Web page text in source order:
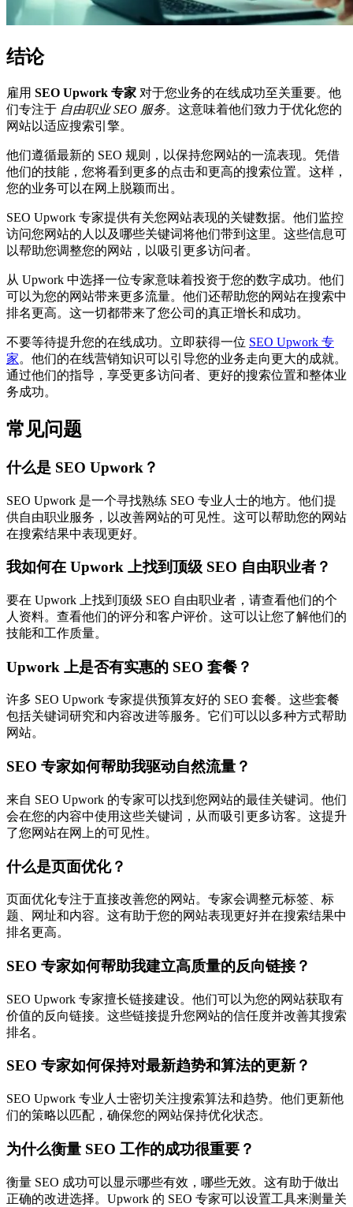
结论
雇用 SEO Upwork 专家 对于您业务的在线成功至关重要。他
们专注于 自由职业 SEO 服务。这意味着他们致力于优化您的
网站以适应搜索引擎。
他们遵循最新的 SEO 规则，以保持您网站的一流表现。凭借
他们的技能，您将看到更多的点击和更高的搜索位置。这样，
您的业务可以在网上脱颖而出。
SEO Upwork 专家提供有关您网站表现的关键数据。他们监控
访问您网站的人以及哪些关键词将他们带到这里。这些信息可
以帮助您调整您的网站，以吸引更多访问者。
从 Upwork 中选择一位专家意味着投资于您的数字成功。他们
可以为您的网站带来更多流量。他们还帮助您的网站在搜索中
排名更高。这一切都带来了您公司的真正增长和成功。
不要等待提升您的在线成功。立即获得一位 SEO Upwork 专
家。他们的在线营销知识可以引导您的业务走向更大的成就。
通过他们的指导，享受更多访问者、更好的搜索位置和整体业
务成功。
常见问题
什么是 SEO Upwork？
SEO Upwork 是一个寻找熟练 SEO 专业人士的地方。他们提
供自由职业服务，以改善网站的可见性。这可以帮助您的网站
在搜索结果中表现更好。
我如何在 Upwork 上找到顶级 SEO 自由职业者？
要在 Upwork 上找到顶级 SEO 自由职业者，请查看他们的个
人资料。查看他们的评分和客户评价。这可以让您了解他们的
技能和工作质量。
Upwork 上是否有实惠的 SEO 套餐？
许多 SEO Upwork 专家提供预算友好的 SEO 套餐。这些套餐
包括关键词研究和内容改进等服务。它们可以以多种方式帮助
网站。
SEO 专家如何帮助我驱动自然流量？
来自 SEO Upwork 的专家可以找到您网站的最佳关键词。他们
会在您的内容中使用这些关键词，从而吸引更多访客。这提升
了您网站在网上的可见性。
什么是页面优化？
页面优化专注于直接改善您的网站。专家会调整元标签、标
题、网址和内容。这有助于您的网站表现更好并在搜索结果中
排名更高。
SEO 专家如何帮助我建立高质量的反向链接？
SEO Upwork 专家擅长链接建设。他们可以为您的网站获取有
价值的反向链接。这些链接提升您网站的信任度并改善其搜索
排名。
SEO 专家如何保持对最新趋势和算法的更新？
SEO Upwork 专业人士密切关注搜索算法和趋势。他们更新他
们的策略以匹配，确保您的网站保持优化状态。
为什么衡量 SEO 工作的成功很重要？
衡量 SEO 成功可以显示哪些有效，哪些无效。这有助于做出
正确的改进选择。Upwork 的 SEO 专家可以设置工具来测量关